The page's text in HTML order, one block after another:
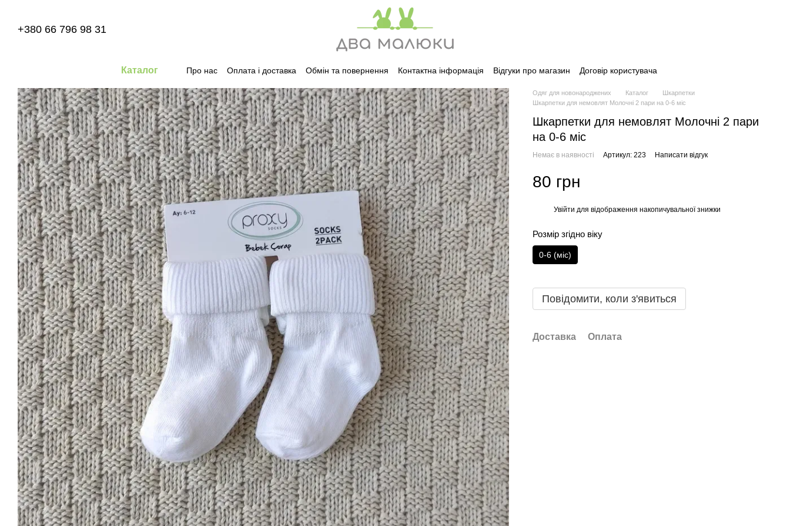
+380 66 796 98 31
Каталог Про нас Оплата і доставка Обмін та повернення Контактна інформація Відгуки про магазин Договір користувача
Одяг для новонароджених Каталог
Шкарпетки
Шкарпетки для немовлят Молочні 2 пари на 0-6 міс
Шкарпетки для немовлят Молочні 2 пари
на 0-6 міс
Немає в наявності Артикул: 223 Написати відгук
80 грн
Увійти для відображення накопичувальної знижки
Розмір згідно віку
0-6 (міс)
Повідомити, коли з'явиться
Доставка Оплата